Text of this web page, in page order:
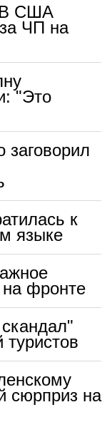
В США
ЧП на
"Это
к
языке
на фронте
туристов
сюрприз на